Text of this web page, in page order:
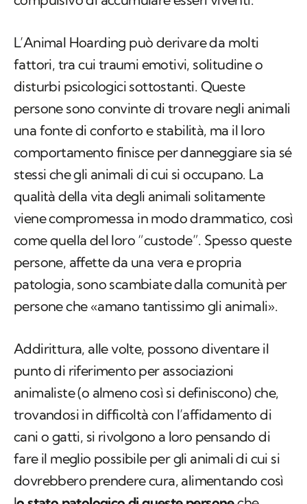
fattori, tra cui traumi emotivi, solitudine o
persone sono convinte di trovare negli animali
una fonte di conforto e stabilità, ma il loro
comportamento finisce per danneggiare sia sé
stessi che gli animali di cui si occupano. La
qualità della vita degli animali solitamente
viene compromessa in modo drammatico, così
come quella del loro “custode”. Spesso queste
persone, affette da una vera e propria
patologia, sono scambiate dalla comunità per
persone che «amano tantissimo gli animali».
Addirittura, alle volte, possono diventare il
punto di riferimento per associazioni
trovandosi in difficoltà con l’affidamento di
cani o gatti, si rivolgono a loro pensando di
fare il meglio possibile per gli animali di cui si
dovrebbero prendere cura, alimentando così
o stato patologico di queste persone
che
invece andrebbero soccorse da un supporto
psicologico professionale adeguato. Insomma,